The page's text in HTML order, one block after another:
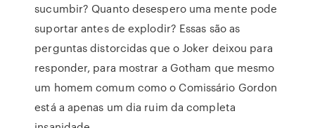
sucumbir? Quanto desespero uma mente pode
suportar antes de explodir? Essas são as
perguntas distorcidas que o Joker deixou para
responder, para mostrar a Gotham que mesmo
um homem comum como o Comissário Gordon
está a apenas um dia ruim da completa